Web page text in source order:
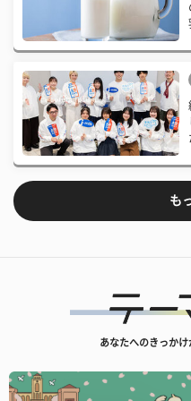
も
あなたへのきっか